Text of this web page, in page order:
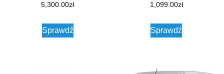
5,300.00zł
Sprawdź
1,099.00zł
Sprawdź